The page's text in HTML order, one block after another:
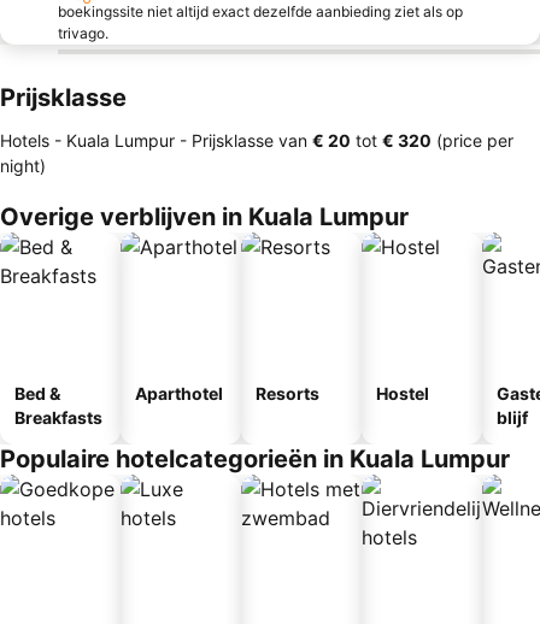
boekingssite niet altijd exact dezelfde aanbieding ziet als op
trivago.
Prijsklasse
Hotels - Kuala Lumpur - Prijsklasse van ‎€ 20 tot ‎€ 320 (price per
night)
Overige verblijven in Kuala Lumpur
Bed &
Breakfasts
Aparthotel Resorts Hostel
blijf
Populaire hotelcategorieën in Kuala Lumpur